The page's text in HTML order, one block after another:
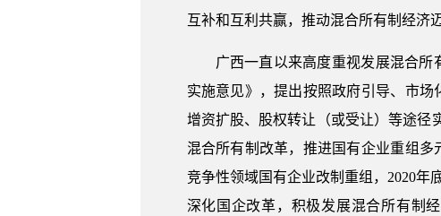
互补和互利共赢，推动混合所有制经济
广西一直以来高度重视发展混合
实施意见》，提出按照政府引导、市
增资扩股、股权转让（或受让）等途径
混合所有制改革，推进国有企业重组
竞争性领域国有企业改制重组，2020年
深化国企改革，积极发展混合所有制